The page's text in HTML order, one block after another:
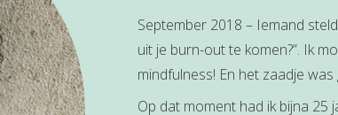
September 2018 – Iemand
uit je burn-out te komen?”. Ik
mindfulness! En het zaadje was
Op dat moment had ik bijna 25